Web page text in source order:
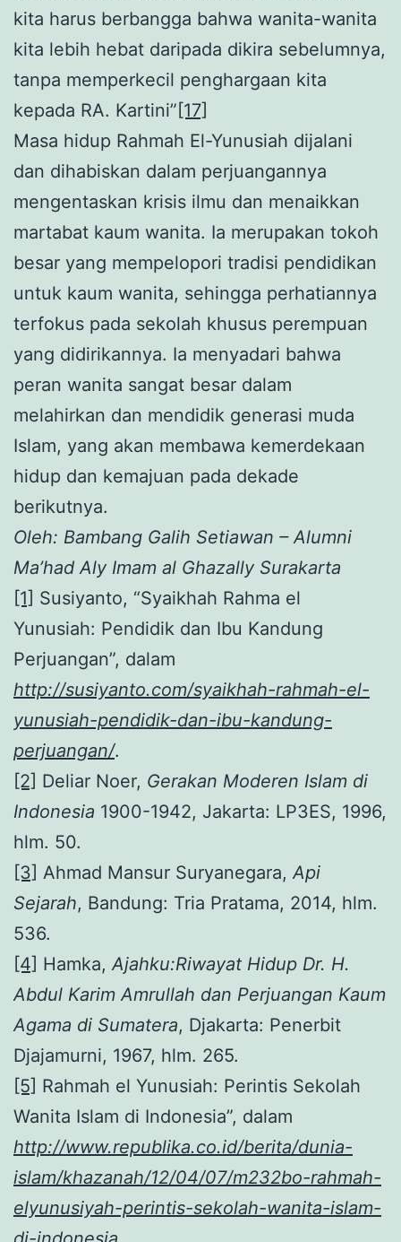
kita harus berbangga bahwa wanita-wanita
kita lebih hebat daripada dikira sebelumnya,
tanpa memperkecil penghargaan kita
kepada RA. Kartini” [17]
Masa hidup Rahmah El-Yunusiah dijalani
dan dihabiskan dalam perjuangannya
mengentaskan krisis ilmu dan menaikkan
martabat kaum wanita. Ia merupakan tokoh
besar yang mempelopori tradisi pendidikan
untuk kaum wanita, sehingga perhatiannya
terfokus pada sekolah khusus perempuan
yang didirikannya. Ia menyadari bahwa
peran wanita sangat besar dalam
melahirkan dan mendidik generasi muda
Islam, yang akan membawa kemerdekaan
hidup dan kemajuan pada dekade
berikutnya.
Oleh: Bambang Galih Setiawan – Alumni
Ma’had Aly Imam al Ghazally Surakarta
[1] Susiyanto, “Syaikhah Rahma el
Yunusiah: Pendidik dan Ibu Kandung
Perjuangan”, dalam
http://susiyanto.com/syaikhah-rahmah-el-
yunusiah-pendidik-dan-ibu-kandung-
perjuangan/.
[2] Deliar Noer, Gerakan Moderen Islam di
Indonesia 1900-1942, Jakarta: LP3ES, 1996,
hlm. 50.
[3] Ahmad Mansur Suryanegara,Api
Sejarah, Bandung: Tria Pratama, 2014, hlm.
536.
[4] Hamka,Ajahku:Riwayat Hidup Dr. H.
Abdul Karim Amrullah dan Perjuangan Kaum
Agama di Sumatera, Djakarta: Penerbit
Djajamurni, 1967, hlm. 265.
[5] Rahmah el Yunusiah: Perintis Sekolah
Wanita Islam di Indonesia”, dalam
http://www.republika.co.id/berita/dunia-
islam/khazanah/12/04/07/m232bo-rahmah-
elyunusiyah-perintis-sekolah-wanita-islam-